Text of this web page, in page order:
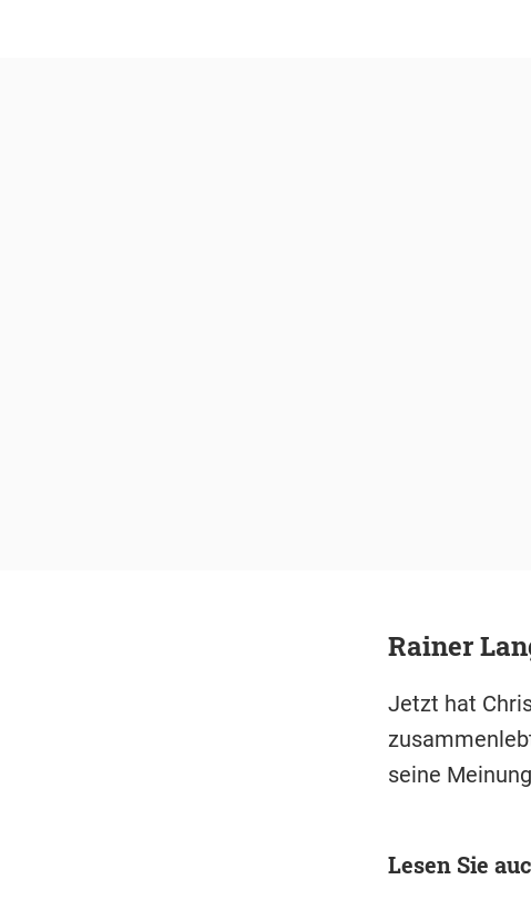
Rainer
Jetzt hat
seine
Lesen Sie